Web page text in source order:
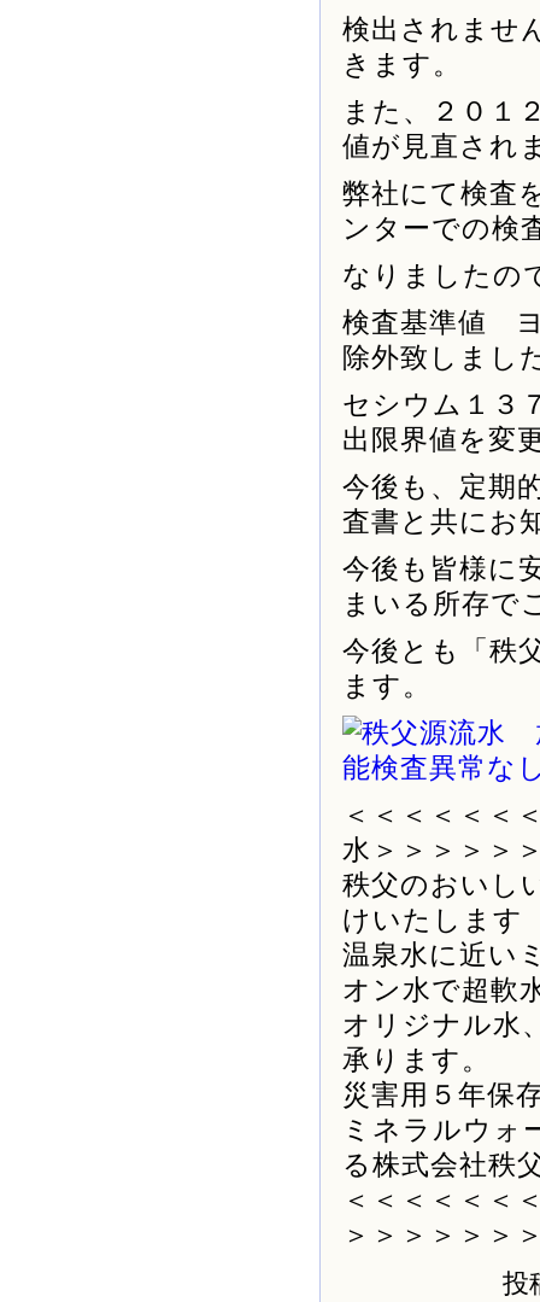
検出されませ
きます。
また、２０１
値が見直され
弊社にて検査
ンターでの検
なりましたの
検査基準値
除外致しまし
セシウム１３
出限界値を変
今後も、定期
査書と共にお
今後も皆様に
まいる所存で
今後とも「秩
ます。
＜＜＜＜＜＜
水＞＞＞＞＞
秩父のおいし
けいたします
温泉水に近い
オン水で超軟
オリジナル水
承ります。
災害用５年保
ミネラルウォ
る株式会社秩
＜＜＜＜＜＜
＞＞＞＞＞＞
投